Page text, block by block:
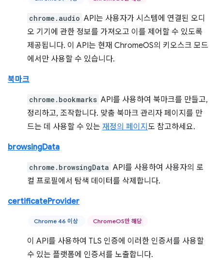
chrome.audio API는 사용자가 시스템에 연결된 오디
오 기기에 관한 정보를 가져오고 이를 제어할 수 있도록
제공됩니다. 이 API는 현재 ChromeOS의 키오스크 모드
에서만 사용할 수 있습니다.
북마크
chrome.bookmarks API를 사용하여 북마크를 만들고,
정리하고, 조작합니다. 맞춤 북마크 관리자 페이지를 만
드는 데 사용할 수 있는 재정의 페이지 도 참고하세요.
browsingData
chrome.browsingData API를 사용하여 사용자의 로
컬 프로필에서 탐색 데이터를 삭제합니다.
certificateProvider
Chrome 46 이상 ChromeOS만 해당
이 API를 사용하여 TLS 인증에 이러한 인증서를 사용할
수 있는 플랫폼에 인증서를 노출합니다.